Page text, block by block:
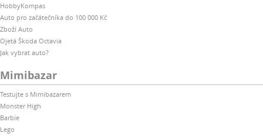
HobbyKompas
Auto pro začátečníka do 100 000 Kč
Zboží Auto
Ojetá Škoda Octavia
Jak vybrat auto?
Mimibazar
Testujte s Mimibazarem
Monster High
Barbie
Lego